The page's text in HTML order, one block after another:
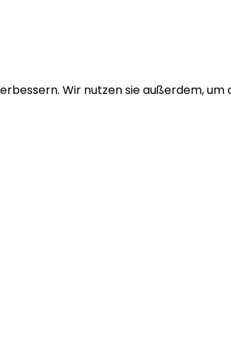
Wir nutzen sie außerdem,